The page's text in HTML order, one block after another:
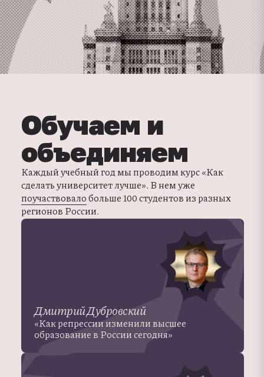
Обучаем и
объединяем
Каждый учебный год мы проводим курс «Как
сделать университет лучше». В нем уже
поучаствовалобольше 100 студентов из разных
регионов России.
Дмитрий Дубровский
«Как репрессии изменили высшее
образование в России сегодня»